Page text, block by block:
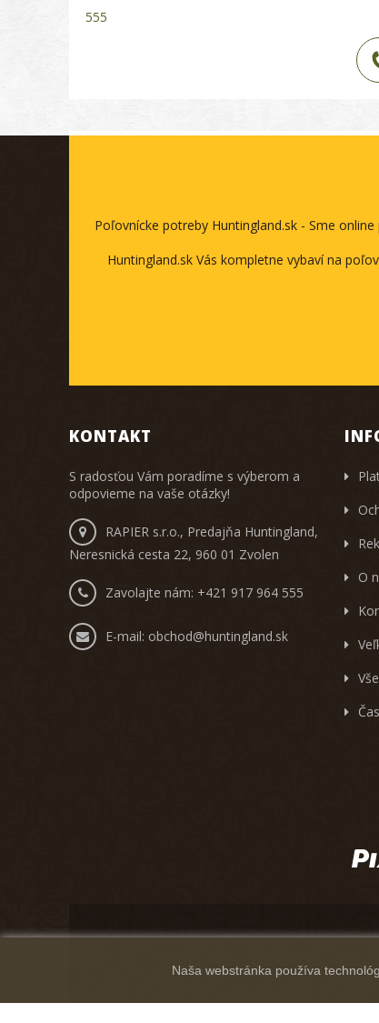
555
Poľovnícke potreby Huntingland.sk - Sme
Huntingland.sk Vás kompletne vybaví na
KONTAKT
S radosťou Vám poradíme s výberom a
odpovieme na vaše otázky!
RAPIER s.r.o., Predajňa Huntingland,
Neresnická cesta 22, 960 01 Zvolen
Zavolajte nám: +421 917 964 555
E-mail: obchod@huntingland.sk
O
Naša webstránka používa